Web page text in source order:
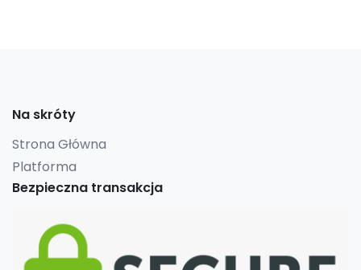
Na skróty
Strona Główna
Platforma
Bezpieczna transakcja